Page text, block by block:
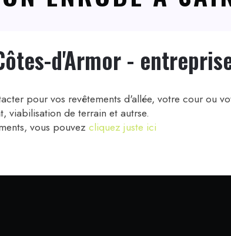
d'Armor -
pour vos revêtements d'allée, votre cour ou
viabilisation de terrain et autrse.
vous pouvez cliquez juste ici